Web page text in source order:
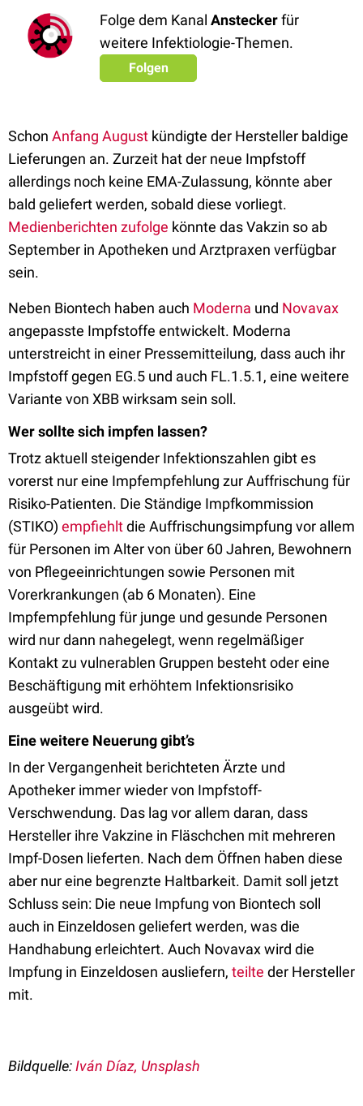
Folge dem Kanal Ansteckerfür
weitere Infektiologie-Themen.
Folgen
Schon Anfang August kündigte der Hersteller baldige
Lieferungen an. Zurzeit hat der neue Impfstoff
allerdings noch keine EMA-Zulassung, könnte aber
bald geliefert werden, sobald diese vorliegt.
Medienberichten zufolge könnte das Vakzin so ab
September in Apotheken und Arztpraxen verfügbar
sein.
Neben Biontech haben auch Moderna und Novavax
angepasste Impfstoffe entwickelt. Moderna
unterstreicht in einer Pressemitteilung, dass auch ihr
Impfstoff gegen EG.5 und auch FL.1.5.1, eine weitere
Variante von XBB wirksam sein soll.
Wer sollte sich impfen lassen?
Trotz aktuell steigender Infektionszahlen gibt es
vorerst nur eine Impfempfehlung zur Auffrischung für
Risiko-Patienten. Die Ständige Impfkommission
(STIKO) empfiehltdie Auffrischungsimpfung vor allem
für Personen im Alter von über 60 Jahren, Bewohnern
von Pflegeeinrichtungen sowie Personen mit
Vorerkrankungen (ab 6 Monaten). Eine
Impfempfehlung für junge und gesunde Personen
wird nur dann nahegelegt, wenn regelmäßiger
Kontakt zu vulnerablen Gruppen besteht oder eine
Beschäftigung mit erhöhtem Infektionsrisiko
ausgeübt wird.
Eine weitere Neuerung gibt’s
In der Vergangenheit berichteten Ärzte und
Apotheker immer wieder von Impfstoff-
Verschwendung. Das lag vor allem daran, dass
Hersteller ihre Vakzine in Fläschchen mit mehreren
Impf-Dosen lieferten. Nach dem Öffnen haben diese
aber nur eine begrenzte Haltbarkeit. Damit soll jetzt
Schluss sein: Die neue Impfung von Biontech soll
auch in Einzeldosen geliefert werden, was die
Handhabung erleichtert. Auch Novavax wird die
Impfung in Einzeldosen ausliefern, teilte der Hersteller
mit.
Bildquelle:Iván Díaz, Unsplash